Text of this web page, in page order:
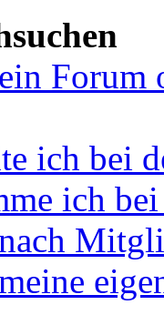
Forum
ich bei
ich